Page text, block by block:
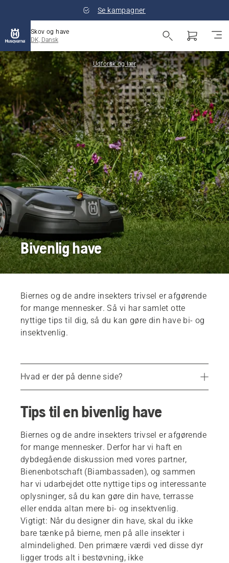
Se kampagner
Skov og have
DK, Dansk
Udforsk og lær
Bivenlig have
Biernes og de andre insekters trivsel er afgørende
for mange mennesker. Så vi har samlet otte
nyttige tips til dig, så du kan gøre din have bi- og
insektvenlig.
Hvad er der på denne side?
1. Giv bierne mad hele året rundt
2. Eng eller græsplæne?
4. Det behøver ikke at være en kæmpe eng
5. Bimad på altaner og terrasser
6. Insekthoteller til bier
7. Glem ikke noget at drikke
8. Ingen bekæmpelsesmidler
Tips til en bivenlig have
Biernes og de andre insekters trivsel er afgørende
for mange mennesker. Derfor har vi haft en
dybdegående diskussion med vores partner,
Bienenbotschaft (Biambassaden), og sammen
har vi udarbejdet otte nyttige tips og interessante
oplysninger, så du kan gøre din have, terrasse
eller endda altan mere bi- og insektvenlig.
Vigtigt: Når du designer din have, skal du ikke
bare tænke på bierne, men på alle insekter i
almindelighed. Den primære værdi ved disse dyr
ligger trods alt i bestøvning, ikke